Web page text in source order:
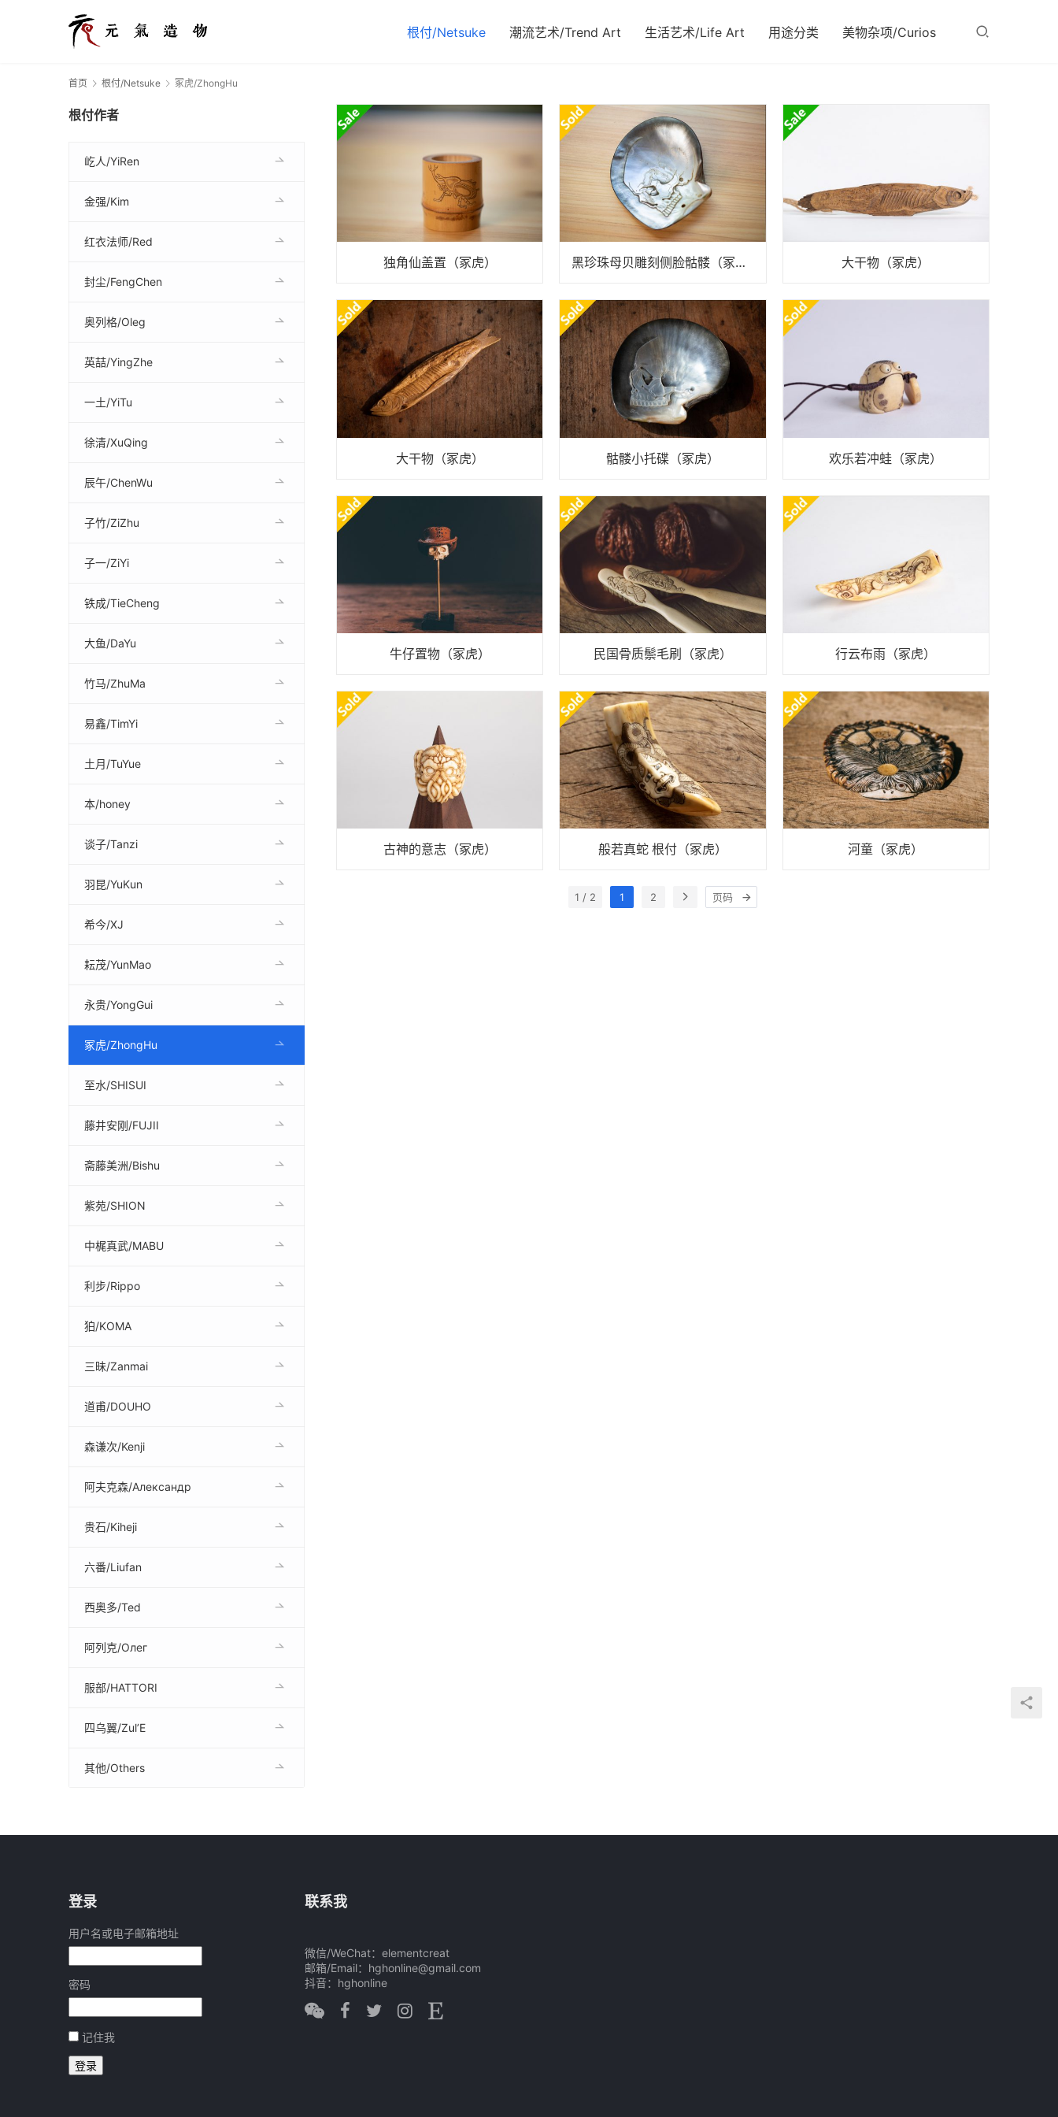
根付/Netsuke 潮流艺术/Trend Art 生活艺术/Life Art 用途分类 美物杂项/Curios
首页 根付/Netsuke 冢虎/ZhongHu
独角仙盖置（冢虎） 黑珍珠母贝雕刻侧脸骷髅（冢虎） 大干物（冢虎）
大干物（冢虎） 骷髅小托碟（冢虎） 欢乐若冲蛙（冢虎）
牛仔置物（冢虎） 民国骨质鬃毛刷（冢虎） 行云布雨（冢虎）
古神的意志（冢虎） 般若真蛇 根付（冢虎） 河童（冢虎）
1 / 2 1 2
根付作者
屹人/YiRen
金强/Kim
红衣法师/Red
封尘/FengChen
奥列格/Oleg
英喆/YingZhe
一土/YiTu
徐清/XuQing
辰午/ChenWu
子竹/ZiZhu
子一/ZiYi
铁成/TieCheng
大鱼/DaYu
竹马/ZhuMa
易鑫/TimYi
土月/TuYue
本/honey
谈子/Tanzi
羽昆/YuKun
希今/XJ
耘茂/YunMao
永贵/YongGui
冢虎/ZhongHu
至水/SHISUI
藤井安刚/FUJII
斋藤美洲/Bishu
紫苑/SHION
中梶真武/MABU
利步/Rippo
狛/KOMA
三昧/Zanmai
道甫/DOUHO
森谦次/Kenji
阿夫克森/Александр
贵石/Kiheji
六番/Liufan
西奥多/Ted
阿列克/Олег
服部/HATTORI
四乌翼/Zul’E
其他/Others
登录
用户名或电子邮箱地址
密码
记住我
登录
联系我
微信/WeChat：elementcreat
邮箱/Email：hghonline@gmail.com
抖音：hghonline